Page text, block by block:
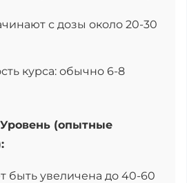
с дозы около 20-30
курса: обычно 6-8
(опытные
быть увеличена до 40-60